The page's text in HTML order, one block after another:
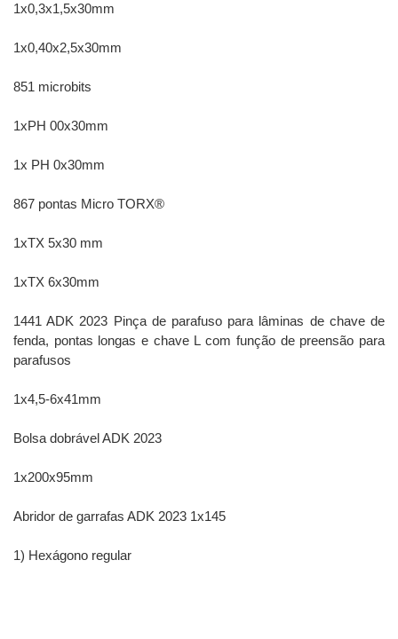
1x0,3x1,5x30mm
1x0,40x2,5x30mm
851 microbits
1xPH 00x30mm
1x PH 0x30mm
867 pontas Micro TORX®
1xTX 5x30 mm
1xTX 6x30mm
1441 ADK 2023 Pinça de parafuso para lâminas de chave de
fenda, pontas longas e chave L com função de preensão para
parafusos
1x4,5-6x41mm
Bolsa dobrável ADK 2023
1x200x95mm
Abridor de garrafas ADK 2023 1x145
1) Hexágono regular